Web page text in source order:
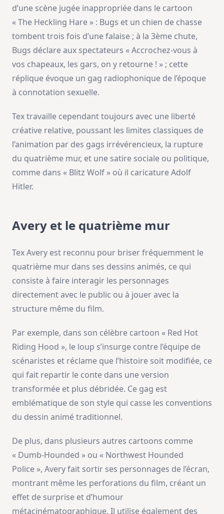
d’une scène jugée inappropriée dans le cartoon
« The Heckling Hare » : Bugs et un chien de chasse
tombent trois fois d’une falaise ; à la 3ème chute,
Bugs déclare aux spectateurs « Accrochez-vous à
vos chapeaux, les gars, on y retourne ! » ; cette
réplique évoque un gag radiophonique de l’époque
à connotation sexuelle.
Tex travaille cependant toujours avec une liberté
créative relative, poussant les limites classiques de
l’animation par des gags irrévérencieux, la rupture
du quatrième mur, et une satire sociale ou politique,
comme dans « Blitz Wolf » où il caricature Adolf
Hitler.
Avery et le quatrième mur
Tex Avery est reconnu pour briser fréquemment le
quatrième mur dans ses dessins animés, ce qui
consiste à faire interagir les personnages
directement avec le public ou à jouer avec la
structure même du film.
Par exemple, dans son célèbre cartoon « Red Hot
Riding Hood », le loup s’insurge contre l’équipe de
scénaristes et réclame que l’histoire soit modifiée, ce
qui fait repartir le conte dans une version
transformée et plus débridée. Ce gag est
emblématique de son style qui casse les conventions
du dessin animé traditionnel.
De plus, dans plusieurs autres cartoons comme
« Dumb-Hounded » ou « Northwest Hounded
Police », Avery fait sortir ses personnages de l’écran,
montrant même les perforations du film, créant un
effet de surprise et d’humour
métacinématographique. Il utilise également des